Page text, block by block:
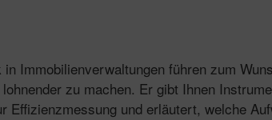
Immobilienverwaltungen führen zum
zu machen. Er gibt Ihnen
Effizienzmessung und erläutert, welche